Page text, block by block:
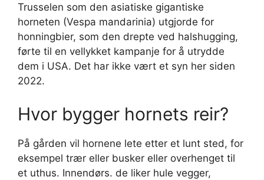
Trusselen som den asiatiske gigantiske
horneten (Vespa mandarinia) utgjorde for
honningbier, som den drepte ved halshugging,
førte til en vellykket kampanje for å utrydde
dem i USA. Det har ikke vært et syn her siden
2022.
Hvor bygger hornets reir?
På gården vil hornene lete etter et lunt sted, for
eksempel trær eller busker eller overhenget til
et uthus. Innendørs. de liker hule vegger,